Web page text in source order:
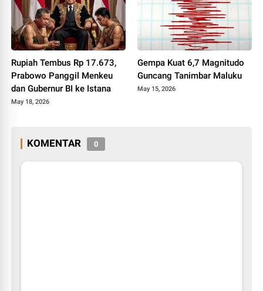
Rupiah Tembus Rp 17.673,
Prabowo Panggil Menkeu
dan Gubernur BI ke Istana
May 18, 2026
Gempa Kuat 6,7 Magnitudo
Guncang Tanimbar Maluku
May 15, 2026
KOMENTAR 0